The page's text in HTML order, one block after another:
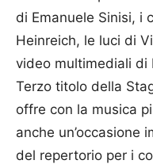
di Emanuele Sinisi, i
Heinreich, le luci di
video multimediali di
Terzo titolo della
offre con la musica
anche un’occasione
del repertorio per i